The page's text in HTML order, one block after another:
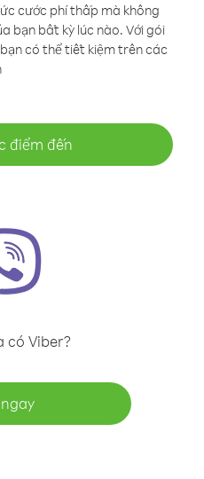
cước phí thấp mà không
bạn bất kỳ lúc nào. Với gói
có thể tiết kiệm trên các
điểm đến
có Viber?